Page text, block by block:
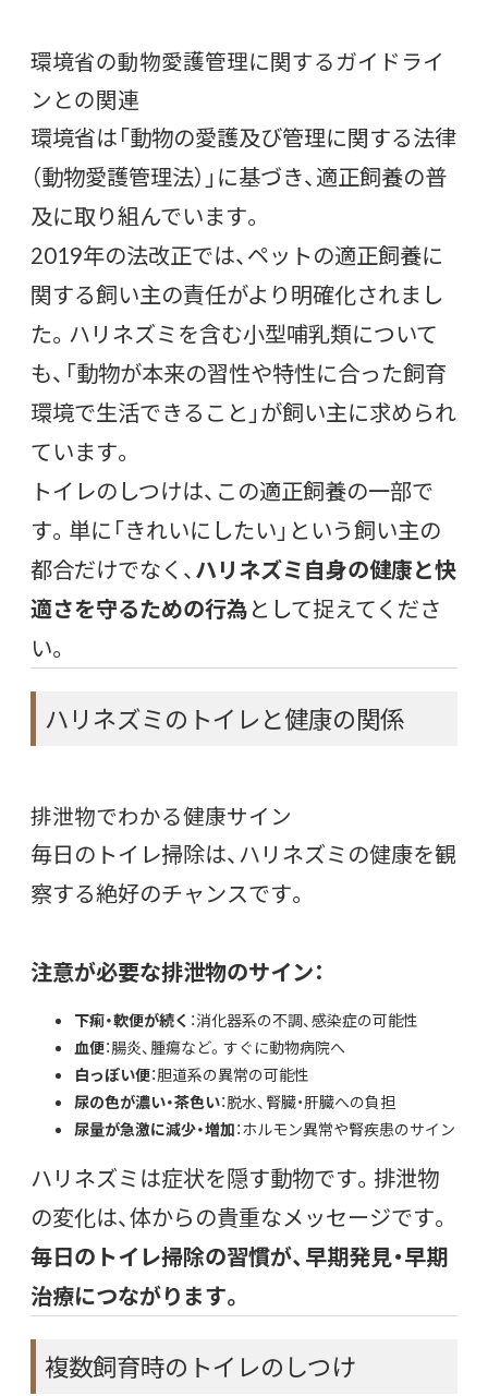
環境省の動物愛護管理に関するガイドライ
ンとの関連
環境省は「動物の愛護及び管理に関する法律
（動物愛護管理法）」に基づき、適正飼養の普
及に取り組んでいます。
2019年の法改正では、ペットの適正飼養に
関する飼い主の責任がより明確化されまし
た。ハリネズミを含む小型哺乳類について
も、「動物が本来の習性や特性に合った飼育
環境で生活できること」が飼い主に求められ
ています。
トイレのしつけは、この適正飼養の一部で
す。単に「きれいにしたい」という飼い主の
都合だけでなく、ハリネズミ自身の健康と快
適さを守るための行為として捉えてくださ
い。
ハリネズミのトイレと健康の関係
排泄物でわかる健康サイン
毎日のトイレ掃除は、ハリネズミの健康を観
察する絶好のチャンスです。
注意が必要な排泄物のサイン：
下痢・軟便が続く ：消化器系の不調、感染症の可能性
血便：腸炎、腫瘍など。すぐに動物病院へ
白っぽい便：胆道系の異常の可能性
尿の色が濃い・茶色い：脱水、腎臓・肝臓への負担
尿量が急激に減少・増加：ホルモン異常や腎疾患のサイン
ハリネズミは症状を隠す動物です。排泄物
の変化は、体からの貴重なメッセージです。
毎日のトイレ掃除の習慣が、早期発見・早期
治療につながります。
複数飼育時のトイレのしつけ